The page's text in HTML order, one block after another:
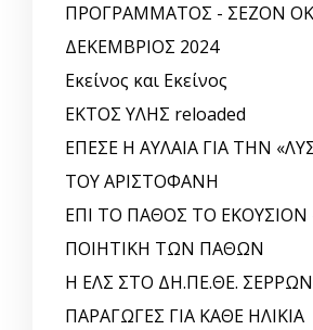
ΠΡΟΓΡΑΜΜΑΤΟΣ - ΣΕΖΟΝ
ΔΕΚΕΜΒΡΙΟΣ 2024
Εκείνος και Εκείνος
ΕΚΤΟΣ ΥΛΗΣ reloaded
ΕΠΕΣΕ Η ΑΥΛΑΙΑ ΓΙΑ ΤΗΝ
ΤΟΥ ΑΡΙΣΤΟΦΑΝΗ
ΕΠΙ ΤΟ ΠΑΘΟΣ ΤΟ ΕΚΟΥΣΙΟΝ
ΠΟΙΗΤΙΚΗ ΤΩΝ ΠΑΘΩΝ
Η ΕΛΣ ΣΤΟ ΔΗ.ΠΕ.ΘΕ.
ΠΑΡΑΓΩΓΕΣ ΓΙΑ ΚΑΘΕ ΗΛΙΚΙΑ